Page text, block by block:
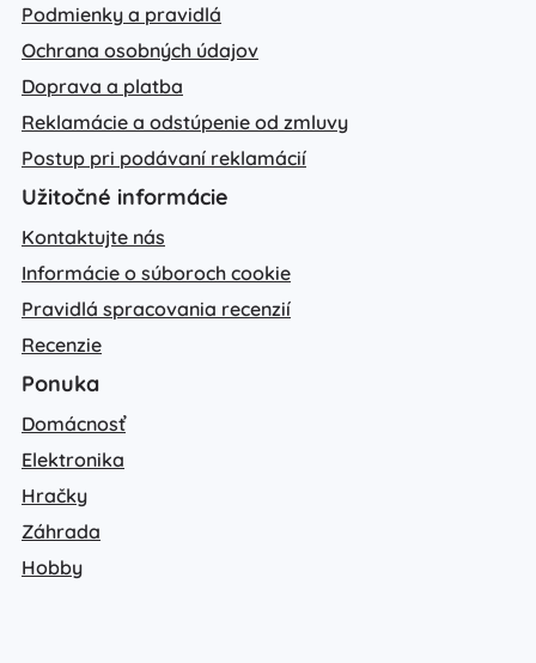
Podmienky a pravidlá
Ochrana osobných údajov
Doprava a platba
Reklamácie a odstúpenie od zmluvy
Postup pri podávaní reklamácií
Užitočné informácie
Kontaktujte nás
Informácie o súboroch cookie
Pravidlá spracovania recenzií
Recenzie
Ponuka
Domácnosť
Elektronika
Hračky
Záhrada
Hobby